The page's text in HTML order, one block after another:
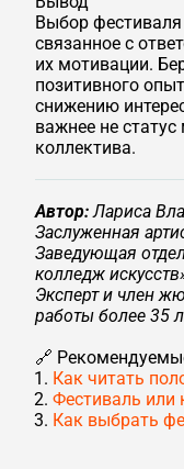
Выбор
связанное с
их мотивации.
позитивного
снижению
важнее не
коллектива.
Автор:Лариса
Заслуженная
Заведующая
колледж
Эксперт и член
работы более 35
🔗
Как читать
Фестиваль или
Как выбрать